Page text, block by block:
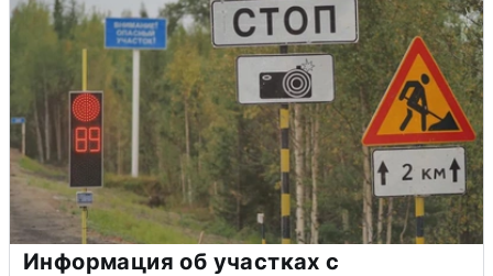
Информация об участках с